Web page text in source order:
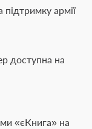
армії
доступна на
«єКнига» на